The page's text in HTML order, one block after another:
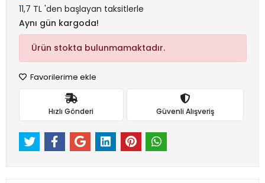
11,7 TL 'den başlayan taksitlerle
Aynı gün kargoda!
Ürün stokta bulunmamaktadır.
Favorilerime ekle
Hızlı Gönderi Güvenli Alışveriş